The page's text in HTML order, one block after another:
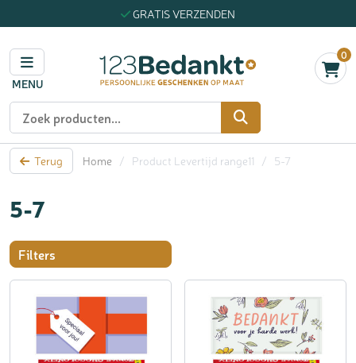
GRATIS VERZENDEN
MENU
0
Zoeken
Terug Home / Product Levertijd range11 / 5-7
5-7
Filters